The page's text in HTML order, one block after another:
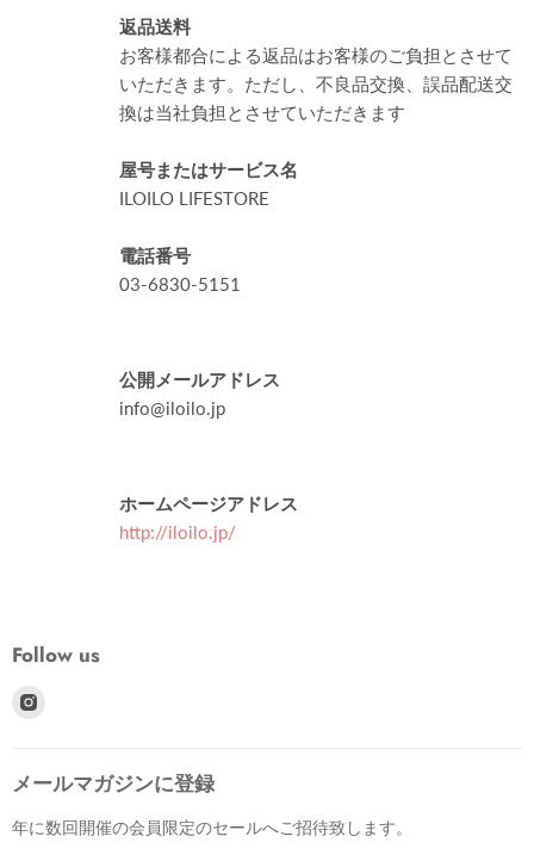
返品送料
お客様都合による返品はお客様のご負担とさせて
いただきます。ただし、不良品交換、誤品配送交
換は当社負担とさせていただきます
屋号またはサービス名
ILOILO LIFESTORE
電話番号
03-6830-5151
公開メールアドレス
info@iloilo.jp
ホームページアドレス
http://iloilo.jp/
Follow us
Instagram
メールマガジンに登録
年に数回開催の会員限定のセールへご招待致します。